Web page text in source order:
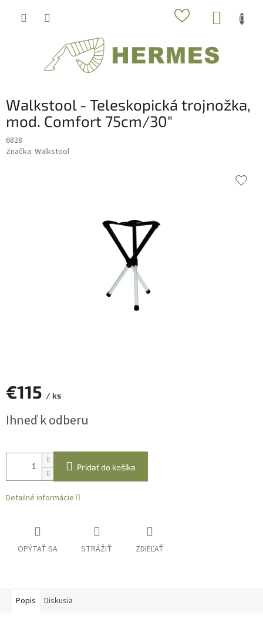
Walkstool - Teleskopická trojnožka,
mod. Comfort 75cm/30"
6828
Značka: Walkstool
€115 / ks
cena:
Ihneď k odberu
Pridať do košíka
Detailné informácie
OPÝTAŤ SA STRÁŽIŤ ZDIEĽAŤ
Popis Diskusia